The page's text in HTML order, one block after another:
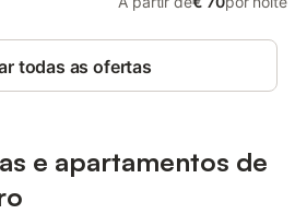
todas as ofertas
e apartamentos de